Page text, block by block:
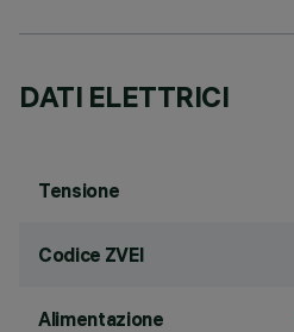
DATI ELETTRICI
Tensione
Codice ZVEI
Alimentazione